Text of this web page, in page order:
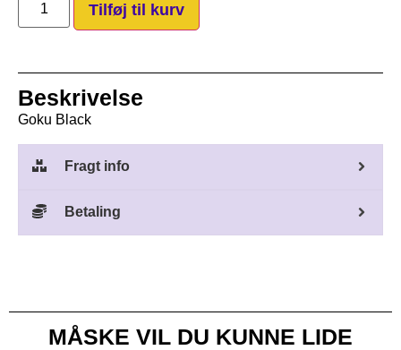
Tilføj til kurv
Beskrivelse
Goku Black
Fragt info
Betaling
MÅSKE VIL DU KUNNE LIDE